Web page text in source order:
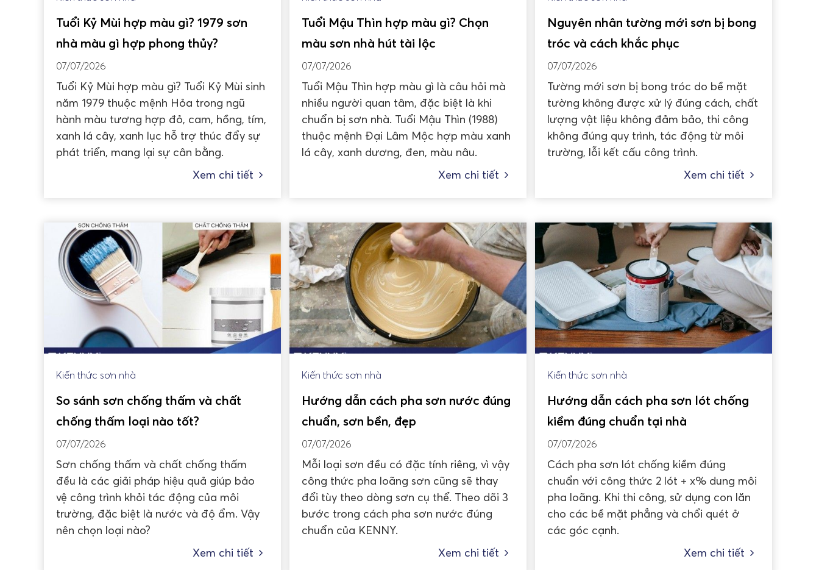
Tuổi Kỷ Mùi hợp màu gì? 1979 sơn
nhà màu gì hợp phong thủy?
07/07/2026
Tuổi Kỷ Mùi hợp màu gì? Tuổi Kỷ Mùi sinh
năm 1979 thuộc mệnh Hỏa trong ngũ
hành màu tương hợp đỏ, cam, hồng, tím,
xanh lá cây, xanh lục hỗ trợ thúc đẩy sự
phát triển, mang lại sự cân bằng.
Xem chi tiết
Tuổi Mậu Thìn hợp màu gì? Chọn
màu sơn nhà hút tài lộc
07/07/2026
Tuổi Mậu Thìn hợp màu gì là câu hỏi mà
nhiều người quan tâm, đặc biệt là khi
chuẩn bị sơn nhà. Tuổi Mậu Thìn (1988)
thuộc mệnh Đại Lâm Mộc hợp màu xanh
lá cây, xanh dương, đen, màu nâu.
Xem chi tiết
Nguyên nhân tường mới sơn bị bong
tróc và cách khắc phục
07/07/2026
Tường mới sơn bị bong tróc do bề mặt
tường không được xử lý đúng cách, chất
lượng vật liệu không đảm bảo, thi công
không đúng quy trình, tác động từ môi
trường, lỗi kết cấu công trình.
Xem chi tiết
Kiến thức sơn nhà
So sánh sơn chống thấm và chất
chống thấm loại nào tốt?
07/07/2026
Sơn chống thấm và chất chống thấm
đều là các giải pháp hiệu quả giúp bảo
vệ công trình khỏi tác động của môi
trường, đặc biệt là nước và độ ẩm. Vậy
nên chọn loại nào?
Xem chi tiết
Kiến thức sơn nhà
Hướng dẫn cách pha sơn nước đúng
chuẩn, sơn bền, đẹp
07/07/2026
Mỗi loại sơn đều có đặc tính riêng, vì vậy
công thức pha loãng sơn cũng sẽ thay
đổi tùy theo dòng sơn cụ thể. Theo dõi 3
bước trong cách pha sơn nước đúng
chuẩn của KENNY.
Xem chi tiết
Kiến thức sơn nhà
Hướng dẫn cách pha sơn lót chống
kiềm đúng chuẩn tại nhà
07/07/2026
Cách pha sơn lót chống kiềm đúng
chuẩn với công thức 2 lót + x% dung môi
pha loãng. Khi thi công, sử dụng con lăn
cho các bề mặt phẳng và chổi quét ở
các góc cạnh.
Xem chi tiết